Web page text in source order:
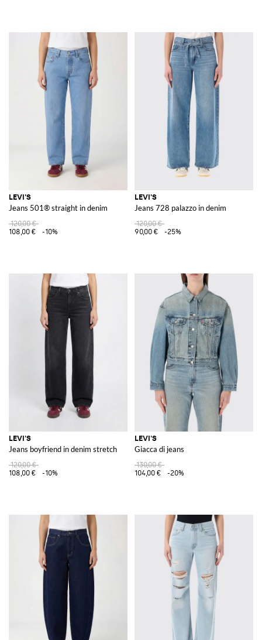
LEVI'S
Jeans 501® straight in denim
120,00 €
108,00 €
-10%
LEVI'S
Jeans 728 palazzo in denim
120,00 €
90,00 €
-25%
LEVI'S
Jeans boyfriend in denim stretch
120,00 €
108,00 €
-10%
LEVI'S
Giacca di jeans
130,00 €
104,00 €
-20%